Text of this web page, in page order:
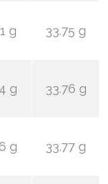
g 33.75 g
g 33.76 g
g 33.77 g